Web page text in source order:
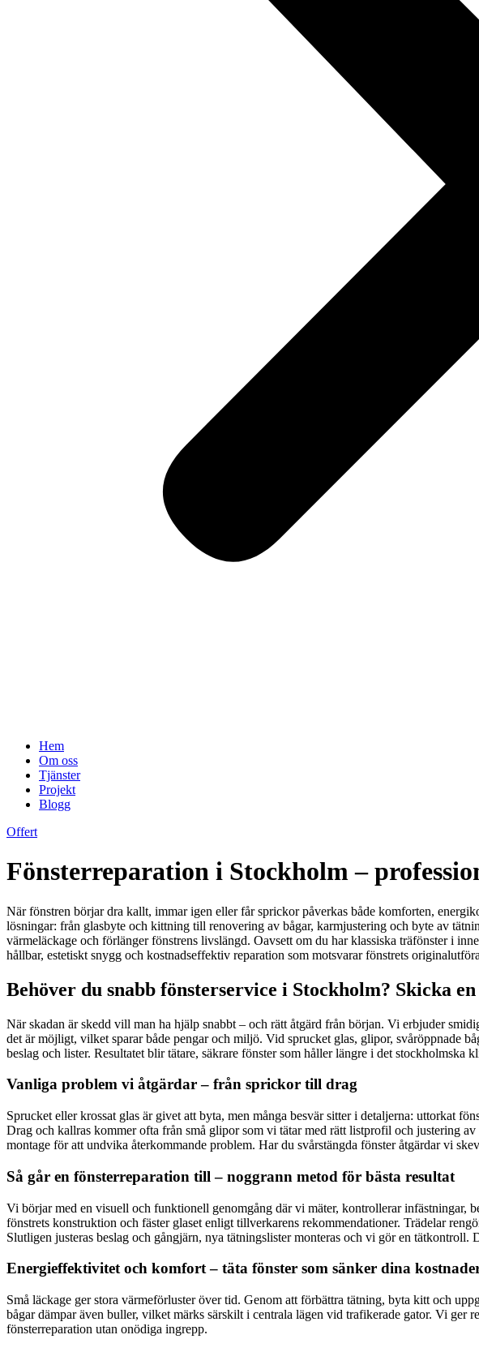
Hem
Om oss
Tjänster
Projekt
Blogg
Offert
Fönsterreparation i Stockholm –
När fönstren börjar dra kallt, immar igen eller får sprickor påverkas både komforten,
lösningar: från glasbyte och kittning till renovering av bågar, karmjustering och byte av
värmeläckage och förlänger fönstrens livslängd. Oavsett om du har klassiska träfönster i
hållbar, estetiskt snygg och kostnadseffektiv reparation som motsvarar fönstrets
Behöver du snabb fönsterservice i Stockholm? Skicka
När skadan är skedd vill man ha hjälp snabbt – och rätt åtgärd från början. Vi erbjuder
det är möjligt, vilket sparar både pengar och miljö. Vid sprucket glas, glipor, svåröppnade
beslag och lister. Resultatet blir tätare, säkrare fönster som håller längre i det stockholmska
Vanliga problem vi åtgärdar – från sprickor till drag
Sprucket eller krossat glas är givet att byta, men många besvär sitter i detaljerna: uttorkat
Drag och kallras kommer ofta från små glipor som vi tätar med rätt listprofil och justering
montage för att undvika återkommande problem. Har du svårstängda fönster åtgärdar vi
Så går en fönsterreparation till – noggrann metod för bästa resultat
Vi börjar med en visuell och funktionell genomgång där vi mäter, kontrollerar infästningar,
fönstrets konstruktion och fäster glaset enligt tillverkarens rekommendationer. Trädelar
Slutligen justeras beslag och gångjärn, nya tätningslister monteras och vi gör en
Energieffektivitet och komfort – täta fönster som sänker dina
Små läckage ger stora värmeförluster över tid. Genom att förbättra tätning, byta kitt och
bågar dämpar även buller, vilket märks särskilt i centrala lägen vid trafikerade gator. Vi ger
fönsterreparation utan onödiga ingrepp.